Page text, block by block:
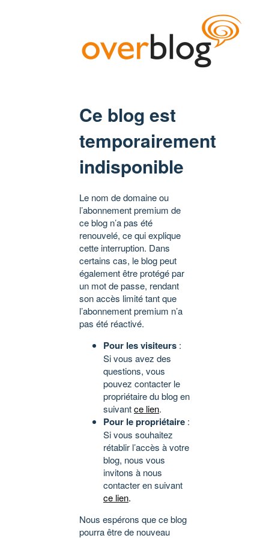
Ce blog est
temporairement
indisponible
Le nom de domaine ou
l’abonnement premium de
ce blog n’a pas été
renouvelé, ce qui explique
cette interruption. Dans
certains cas, le blog peut
également être protégé par
un mot de passe, rendant
son accès limité tant que
l’abonnement premium n’a
pas été réactivé.
Pour les visiteurs :
Si vous avez des
questions, vous
pouvez contacter le
propriétaire du blog en
suivantce lien.
Pour le propriétaire :
Si vous souhaitez
rétablir l’accès à votre
blog, nous vous
invitons à nous
contacter en suivant
ce lien.
Nous espérons que ce blog
pourra être de nouveau